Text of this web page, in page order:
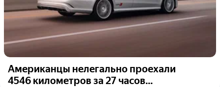
Американцы нелегально проехали
4546 километров за 27 часов...